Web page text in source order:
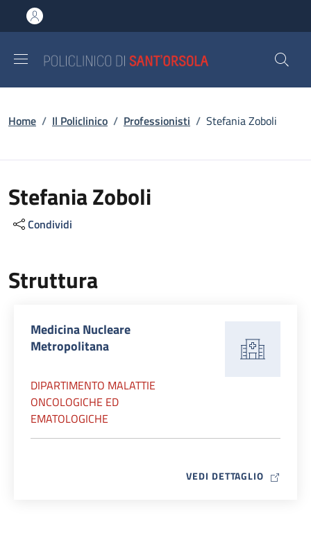
al contenuto principale
to footer content
Briciole di pane
Home / Il Policlinico / Professionisti / Stefania Zoboli
Stefania Zoboli
Condividi
Struttura
Medicina Nucleare
Metropolitana
DIPARTIMENTO MALATTIE
ONCOLOGICHE ED
EMATOLOGICHE
VEDI DETTAGLIO MAP ICON